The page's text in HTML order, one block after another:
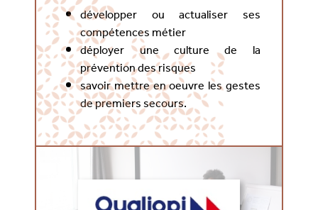
développer ou actualiser ses
compétences métier
déployer une culture de la
prévention des risques
savoir mettre en oeuvre les gestes
de premiers secours.